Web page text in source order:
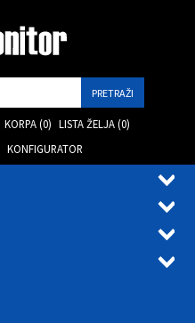
KORPA (0) LISTA ŽELJA (0)
KONFIGURATOR